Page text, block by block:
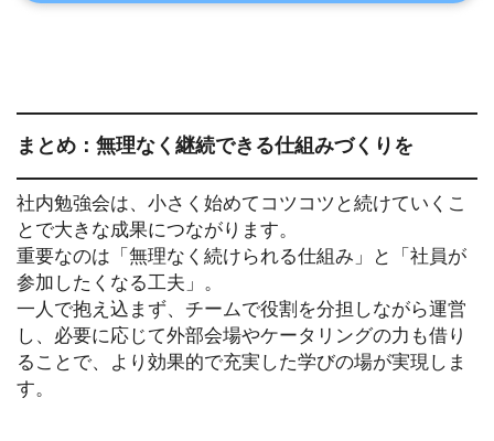
まとめ：無理なく継続できる仕組みづくりを
社内勉強会は、小さく始めてコツコツと続けていくこ
とで大きな成果につながります。
重要なのは「無理なく続けられる仕組み」と「社員が
参加したくなる工夫」。
一人で抱え込まず、チームで役割を分担しながら運営
し、必要に応じて外部会場やケータリングの力も借り
ることで、より効果的で充実した学びの場が実現しま
す。